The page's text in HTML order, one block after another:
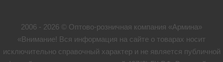
2006 - 2026 © Оптово-розничная компания «Армина»
«Внимание! Вся информация на сайте о товарах носит
исключительно справочный характер и не является публичной